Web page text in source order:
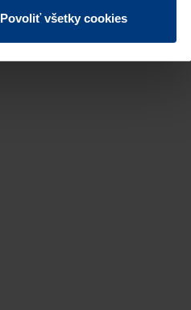
Povoliť všetky cookies